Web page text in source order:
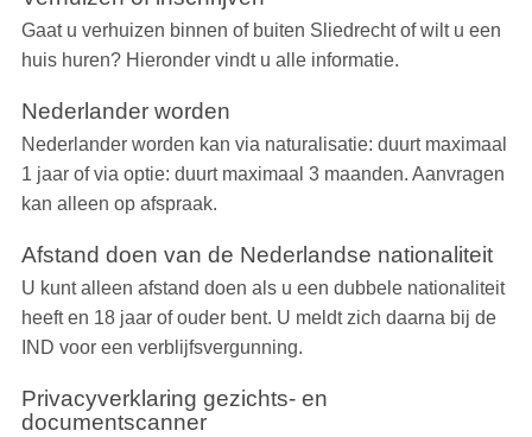
Gaat u verhuizen binnen of buiten Sliedrecht of wilt u een
huis huren? Hieronder vindt u alle informatie.
Nederlander worden
Nederlander worden kan via na­tu­ra­li­sa­tie: duurt maximaal
1 jaar of via op­tie: duurt maximaal 3 maanden. Aanvragen
kan alleen op afspraak.
Afstand doen van de Nederlandse nationaliteit
U kunt alleen afstand doen als u een dubbele nationaliteit
heeft en 18 jaar of ouder bent. U meldt zich daarna bij de
IND voor een verblijfsvergunning.
Privacyverklaring gezichts- en
documentscanner